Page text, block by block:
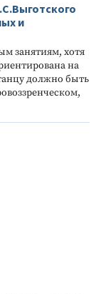
и
занятиям, хотя
на
должно быть